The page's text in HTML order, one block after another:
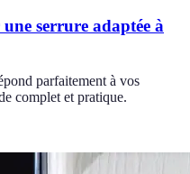
serrure adaptée à
parfaitement à vos
complet et pratique.